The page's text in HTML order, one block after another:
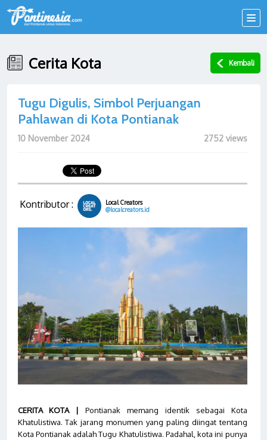
Cerita Kota Kembali
Tugu Digulis, Simbol Perjuangan
Pahlawan di Kota Pontianak
10 November 2024 2752 views
Kontributor :
Local Creators
@localcreators.id
CERITA KOTA | Pontianak memang identik sebagai Kota
Khatulistiwa. Tak jarang monumen yang paling diingat tentang
Kota Pontianak adalah Tugu Khatulistiwa. Padahal, kota ini punya